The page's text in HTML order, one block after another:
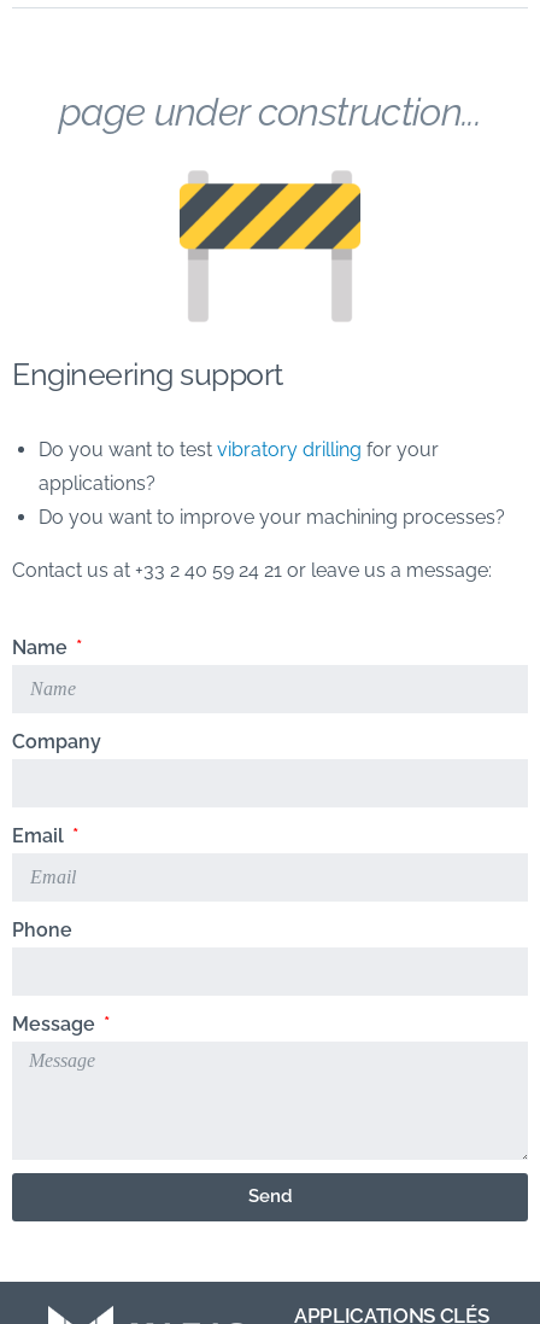
page under construction...
Engineering support
Do you want to test vibratory drilling for your
applications?
Do you want to improve your machining processes?
Contact us at +33 2 40 59 24 21 or leave us a message:
Name
Company
Email
Phone
Message
Send
APPLICATIONS CLÉS